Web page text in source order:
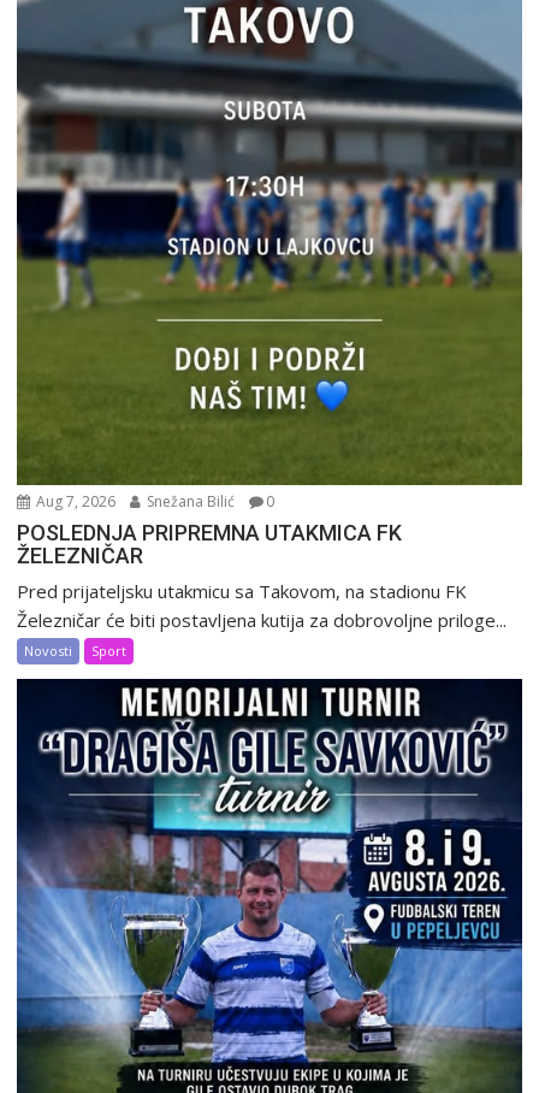
Aug 7, 2026 Snežana Bilić 0
POSLEDNJA PRIPREMNA UTAKMICA FK
ŽELEZNIČAR
Pred prijateljsku utakmicu sa Takovom, na stadionu FK
Železničar će biti postavljena kutija za dobrovoljne priloge...
Novosti Sport